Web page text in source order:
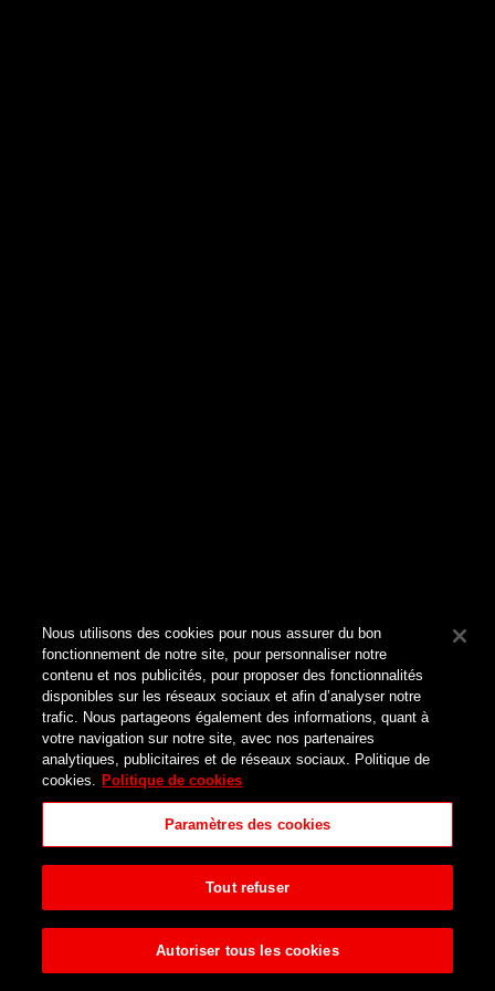
Nous utilisons des cookies pour nous assurer du bon
fonctionnement de notre site, pour personnaliser notre
contenu et nos publicités, pour proposer des fonctionnalités
disponibles sur les réseaux sociaux et afin d’analyser notre
trafic. Nous partageons également des informations, quant à
votre navigation sur notre site, avec nos partenaires
analytiques, publicitaires et de réseaux sociaux. Politique de
cookies. Politique de cookies
Paramètres des cookies
Tout refuser
Autoriser tous les cookies